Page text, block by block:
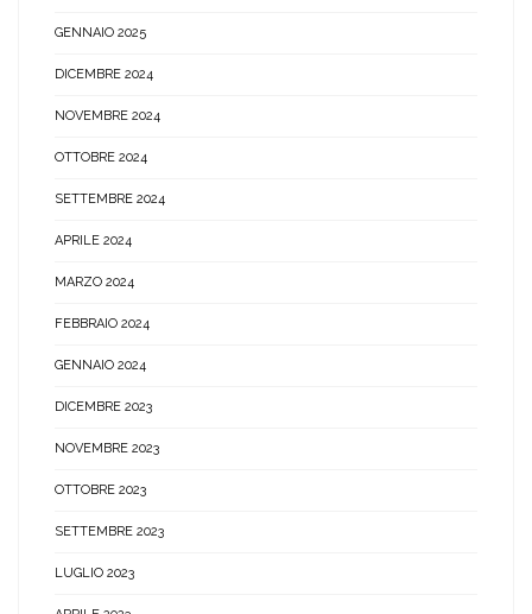
GENNAIO 2025
DICEMBRE 2024
NOVEMBRE 2024
OTTOBRE 2024
SETTEMBRE 2024
APRILE 2024
MARZO 2024
FEBBRAIO 2024
GENNAIO 2024
DICEMBRE 2023
NOVEMBRE 2023
OTTOBRE 2023
SETTEMBRE 2023
LUGLIO 2023